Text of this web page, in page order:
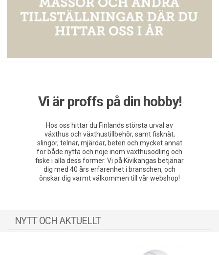
Vi är proffs på din hobby!
Hos oss hittar du Finlands största urval av
växthus och växthustillbehör, samt fisknät,
slingor, telnar, mjärdar, beten och mycket annat
för både nytta och nöje inom växthusodling och
fiske i alla dess former. Vi på Kivikangas betjänar
dig med 40 års erfarenhet i branschen, och
önskar dig varmt välkommen till vår webshop!
NYTT OCH AKTUELLT